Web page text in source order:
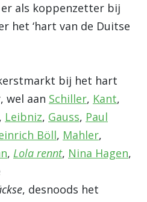
als koppenzetter bij
het ‘hart van de Duitse
bij het hart
wel aan Schiller, Kant,
, Leibniz, Gauss, Paul
Böll, Mahler,
, Lola rennt, Nina Hagen,
, desnoods het